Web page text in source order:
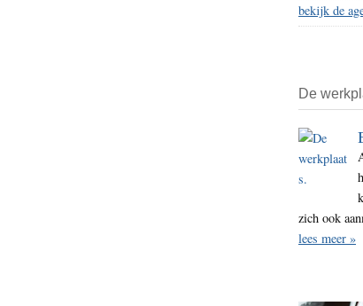
bekijk de
De
zich ook
lees meer »